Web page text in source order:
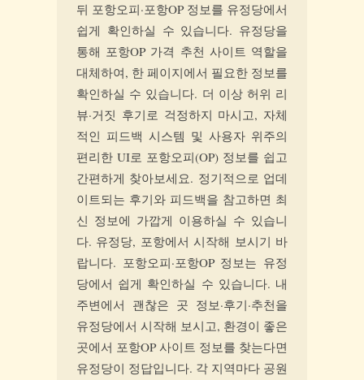
뒤 포항오피·포항OP 정보를 유정당에서
쉽게 확인하실 수 있습니다. 유정당을
통해 포항OP 가격 추천 사이트 역할을
대체하여, 한 페이지에서 필요한 정보를
확인하실 수 있습니다. 더 이상 허위 리
뷰·거짓 후기로 걱정하지 마시고, 자체
적인 피드백 시스템 및 사용자 위주의
편리한 UI로 포항오피(OP) 정보를 쉽고
간편하게 찾아보세요. 정기적으로 업데
이트되는 후기와 피드백을 참고하면 최
신 정보에 가깝게 이용하실 수 있습니
다. 유정당, 포항에서 시작해 보시기 바
랍니다. 포항오피·포항OP 정보는 유정
당에서 쉽게 확인하실 수 있습니다. 내
주변에서 괜찮은 곳 정보·후기·추천을
유정당에서 시작해 보시고, 환경이 좋은
곳에서 포항OP 사이트 정보를 찾는다면
유정당이 정답입니다. 각 지역마다 공원